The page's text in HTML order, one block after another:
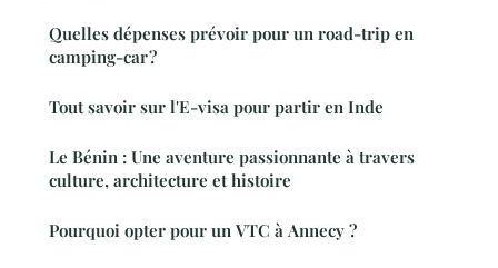
Quelles dépenses prévoir pour un road-trip en
camping-car ?
Tout savoir sur l'E-visa pour partir en Inde
Le Bénin : Une aventure passionnante à travers
culture, architecture et histoire
Pourquoi opter pour un VTC à Annecy ?